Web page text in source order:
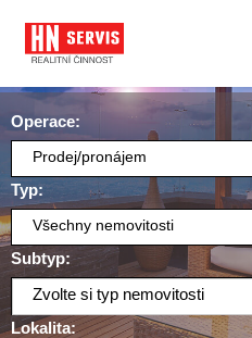
Operace:
Prodej/pronájem
Typ:
Všechny nemovitosti
Subtyp:
Zvolte si typ nemovitosti
Lokalita: